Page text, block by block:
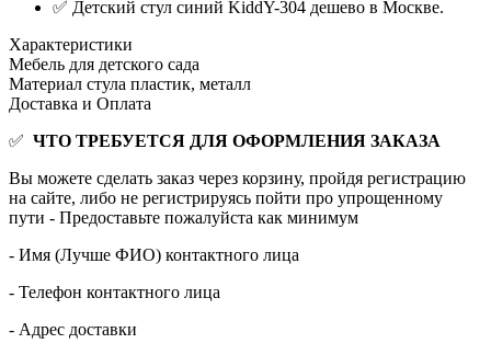
✅ Детский стул синий KiddY-304 дешево в Москве.
Характеристики
Мебель для детского сада
Материал стула пластик, металл
Доставка и Оплата
✅ ЧТО ТРЕБУЕТСЯ ДЛЯ ОФОРМЛЕНИЯ ЗАКАЗА
Вы можете сделать заказ через корзину, пройдя регистрацию
на сайте, либо не регистрируясь пойти про упрощенному
пути - Предоставьте пожалуйста как минимум
- Имя (Лучше ФИО) контактного лица
- Телефон контактного лица
- Адрес доставки